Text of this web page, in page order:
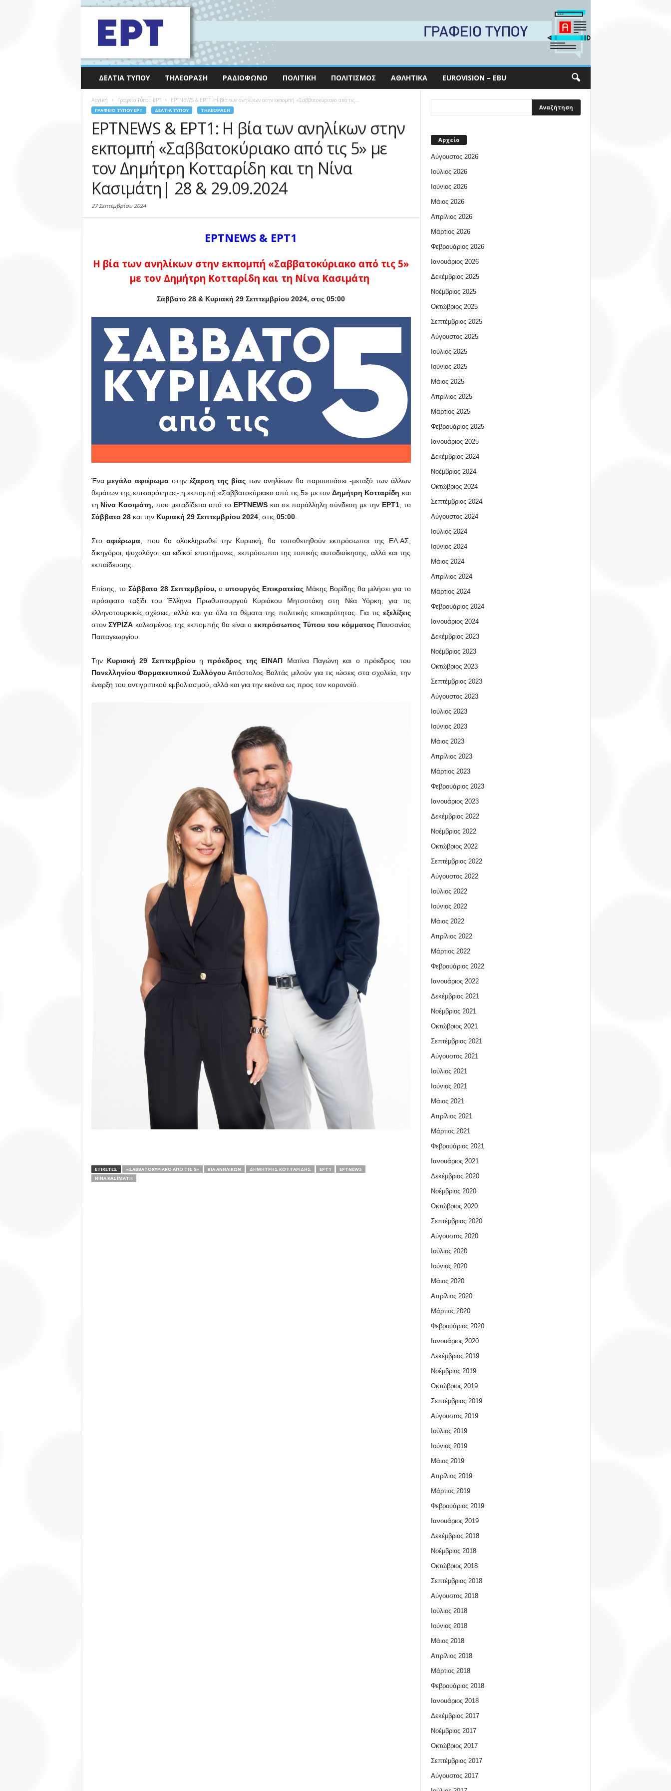
ΔΕΛΤΊΑ ΤΎΠΟΥ ΤΗΛΕΌΡΑΣΗ ΡΑΔΙΌΦΩΝΟ ΠΟΛΙΤΙΚΉ ΠΟΛΙΤΙΣΜΌΣ ΑΘΛΗΤΙΚΆ EUROVISION – EBU
Αρχική Γραφείο Τύπου ΕΡΤ ΕΡΤNEWS & ΕΡΤ1: Η βία των ανηλίκων στην εκπομπή «Σαββατοκύριακο από τις...
ΓΡΑΦΕΊΟ ΤΎΠΟΥ ΕΡΤ ΔΕΛΤΊΑ ΤΎΠΟΥ ΤΗΛΕΌΡΑΣΗ
ΕΡΤNEWS & ΕΡΤ1: Η βία των ανηλίκων στην
εκπομπή «Σαββατοκύριακο από τις 5» με
τον Δημήτρη Κοτταρίδη και τη Νίνα
Κασιμάτη| 28 & 29.09.2024
27 Σεπτεμβρίου 2024
ΕΡΤNEWS & ΕΡΤ1
Η βία των ανηλίκων στην εκπομπή «Σαββατοκύριακο από τις 5»
με τον Δημήτρη Κοτταρίδη και τη Νίνα Κασιμάτη
Σάββατο 28 & Κυριακή 29 Σεπτεμβρίου 2024, στις 05:00
Ένα μεγάλο αφιέρωμα στηνέξαρση της βίας των ανηλίκων θα παρουσιάσει -μεταξύ των άλλων
θεμάτων της επικαιρότητας- η εκπομπή «Σαββατοκύριακο από τις 5» με τονΔημήτρη Κοτταρίδη και
τη Νίνα Κασιμάτη,που μεταδίδεται από το ΕΡΤNEWS και σε παράλληλη σύνδεση με την ΕΡΤ1, το
Σάββατο 28 και τηνΚυριακή 29 Σεπτεμβρίου 2024, στις 05:00.
Στοαφιέρωμα, που θα ολοκληρωθεί την Κυριακή, θα τοποθετηθούν εκπρόσωποι της ΕΛ.ΑΣ,
δικηγόροι, ψυχολόγοι και ειδικοί επιστήμονες, εκπρόσωποι της τοπικής αυτοδιοίκησης, αλλά και της
εκπαίδευσης.
Επίσης, τοΣάββατο 28 Σεπτεμβρίου, ο υπουργός ΕπικρατείαςΜάκης Βορίδης θα μιλήσει για το
πρόσφατο ταξίδι του Έλληνα Πρωθυπουργού Κυριάκου Μητσοτάκη στη Νέα Υόρκη, για τις
ελληνοτουρκικές σχέσεις, αλλά και για όλα τα θέματα της πολιτικής επικαιρότητας. Για τις εξελίξεις
στονΣΥΡΙΖΑ καλεσμένος της εκπομπής θα είναι οεκπρόσωπος Τύπου του κόμματοςΠαυσανίας
Παπαγεωργίου.
Την Κυριακή 29 Σεπτεμβρίουηπρόεδρος της ΕΙΝΑΠ Ματίνα Παγώνη και ο πρόεδρος του
Πανελληνίου Φαρμακευτικού ΣυλλόγουΑπόστολος Βαλτάς μιλούν για τις ιώσεις στα σχολεία, την
έναρξη του αντιγριπικού εμβολιασμού, αλλά και για την εικόνα ως προς τον κορονοϊό.
ΕΤΙΚΕΤΕΣ «ΣΑΒΒΑΤΟΚΎΡΙΑΚΟ ΑΠΌ ΤΙΣ 5» ΒΊΑ ΑΝΗΛΊΚΩΝ ΔΗΜΉΤΡΗΣ ΚΟΤΤΑΡΊΔΗΣ ΕΡΤ1
ΕΡΤNEWS
ΝΊΝΑ ΚΑΣΙΜΆΤΗ
Αρχείο
Αύγουστος 2026
Ιούλιος 2026
Ιούνιος 2026
Μάιος 2026
Απρίλιος 2026
Μάρτιος 2026
Φεβρουάριος 2026
Ιανουάριος 2026
Δεκέμβριος 2025
Νοέμβριος 2025
Οκτώβριος 2025
Σεπτέμβριος 2025
Αύγουστος 2025
Ιούλιος 2025
Ιούνιος 2025
Μάιος 2025
Απρίλιος 2025
Μάρτιος 2025
Φεβρουάριος 2025
Ιανουάριος 2025
Δεκέμβριος 2024
Νοέμβριος 2024
Οκτώβριος 2024
Σεπτέμβριος 2024
Αύγουστος 2024
Ιούλιος 2024
Ιούνιος 2024
Μάιος 2024
Απρίλιος 2024
Μάρτιος 2024
Φεβρουάριος 2024
Ιανουάριος 2024
Δεκέμβριος 2023
Νοέμβριος 2023
Οκτώβριος 2023
Σεπτέμβριος 2023
Αύγουστος 2023
Ιούλιος 2023
Ιούνιος 2023
Μάιος 2023
Απρίλιος 2023
Μάρτιος 2023
Φεβρουάριος 2023
Ιανουάριος 2023
Δεκέμβριος 2022
Νοέμβριος 2022
Οκτώβριος 2022
Σεπτέμβριος 2022
Αύγουστος 2022
Ιούλιος 2022
Ιούνιος 2022
Μάιος 2022
Απρίλιος 2022
Μάρτιος 2022
Φεβρουάριος 2022
Ιανουάριος 2022
Δεκέμβριος 2021
Νοέμβριος 2021
Οκτώβριος 2021
Σεπτέμβριος 2021
Αύγουστος 2021
Ιούλιος 2021
Ιούνιος 2021
Μάιος 2021
Απρίλιος 2021
Μάρτιος 2021
Φεβρουάριος 2021
Ιανουάριος 2021
Δεκέμβριος 2020
Νοέμβριος 2020
Οκτώβριος 2020
Σεπτέμβριος 2020
Αύγουστος 2020
Ιούλιος 2020
Ιούνιος 2020
Μάιος 2020
Απρίλιος 2020
Μάρτιος 2020
Φεβρουάριος 2020
Ιανουάριος 2020
Δεκέμβριος 2019
Νοέμβριος 2019
Οκτώβριος 2019
Σεπτέμβριος 2019
Αύγουστος 2019
Ιούλιος 2019
Ιούνιος 2019
Μάιος 2019
Απρίλιος 2019
Μάρτιος 2019
Φεβρουάριος 2019
Ιανουάριος 2019
Δεκέμβριος 2018
Νοέμβριος 2018
Οκτώβριος 2018
Σεπτέμβριος 2018
Αύγουστος 2018
Ιούλιος 2018
Ιούνιος 2018
Μάιος 2018
Απρίλιος 2018
Μάρτιος 2018
Φεβρουάριος 2018
Ιανουάριος 2018
Δεκέμβριος 2017
Νοέμβριος 2017
Οκτώβριος 2017
Σεπτέμβριος 2017
Αύγουστος 2017